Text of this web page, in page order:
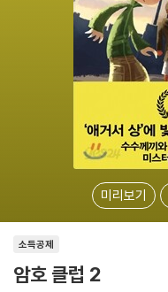
미리보기
소득공제
암호 클럽 2